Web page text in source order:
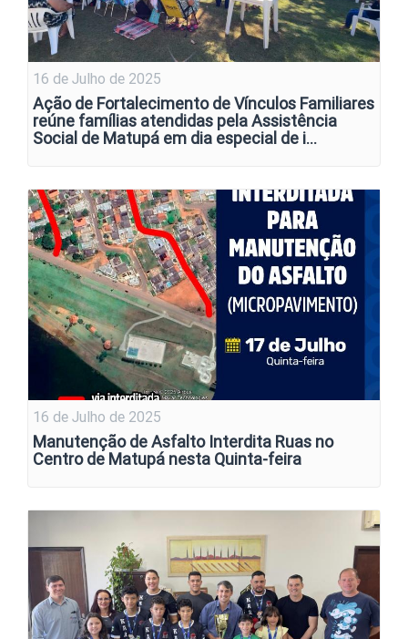
16 de Julho de 2025
Ação de Fortalecimento de Vínculos Familiares
reúne famílias atendidas pela Assistência
Social de Matupá em dia especial de i…
16 de Julho de 2025
Manutenção de Asfalto Interdita Ruas no
Centro de Matupá nesta Quinta-feira